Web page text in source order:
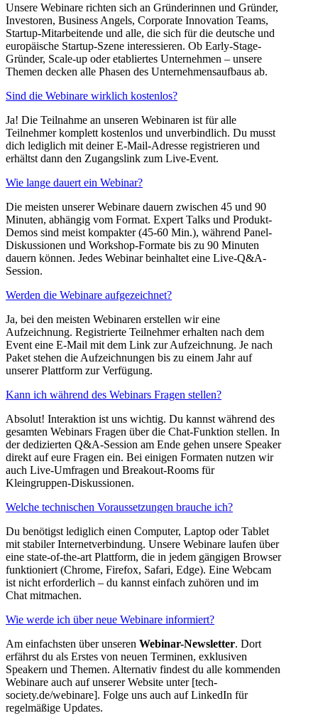
Unsere Webinare richten sich an Gründerinnen und Gründer,
Investoren, Business Angels, Corporate Innovation Teams,
Startup-Mitarbeitende und alle, die sich für die deutsche und
europäische Startup-Szene interessieren. Ob Early-Stage-
Gründer, Scale-up oder etabliertes Unternehmen – unsere
Themen decken alle Phasen des Unternehmensaufbaus ab.
Sind die Webinare wirklich kostenlos?
Ja! Die Teilnahme an unseren Webinaren ist für alle
Teilnehmer komplett kostenlos und unverbindlich. Du musst
dich lediglich mit deiner E-Mail-Adresse registrieren und
erhältst dann den Zugangslink zum Live-Event.
Wie lange dauert ein Webinar?
Die meisten unserer Webinare dauern zwischen 45 und 90
Minuten, abhängig vom Format. Expert Talks und Produkt-
Demos sind meist kompakter (45-60 Min.), während Panel-
Diskussionen und Workshop-Formate bis zu 90 Minuten
dauern können. Jedes Webinar beinhaltet eine Live-Q&A-
Session.
Werden die Webinare aufgezeichnet?
Ja, bei den meisten Webinaren erstellen wir eine
Aufzeichnung. Registrierte Teilnehmer erhalten nach dem
Event eine E-Mail mit dem Link zur Aufzeichnung. Je nach
Paket stehen die Aufzeichnungen bis zu einem Jahr auf
unserer Plattform zur Verfügung.
Kann ich während des Webinars Fragen stellen?
Absolut! Interaktion ist uns wichtig. Du kannst während des
gesamten Webinars Fragen über die Chat-Funktion stellen. In
der dedizierten Q&A-Session am Ende gehen unsere Speaker
direkt auf eure Fragen ein. Bei einigen Formaten nutzen wir
auch Live-Umfragen und Breakout-Rooms für
Kleingruppen-Diskussionen.
Welche technischen Voraussetzungen brauche ich?
Du benötigst lediglich einen Computer, Laptop oder Tablet
mit stabiler Internetverbindung. Unsere Webinare laufen über
eine state-of-the-art Plattform, die in jedem gängigen Browser
funktioniert (Chrome, Firefox, Safari, Edge). Eine Webcam
ist nicht erforderlich – du kannst einfach zuhören und im
Chat mitmachen.
Wie werde ich über neue Webinare informiert?
Am einfachsten über unseren Webinar-Newsletter. Dort
erfährst du als Erstes von neuen Terminen, exklusiven
Speakern und Themen. Alternativ findest du alle kommenden
Webinare auch auf unserer Website unter [tech-
society.de/webinare]. Folge uns auch auf LinkedIn für
regelmäßige Updates.